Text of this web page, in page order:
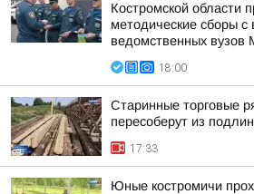
Костромской области
методические сборы с
ведомственных вузов
18:00
Старинные торговые
пересоберут из
17:33
Юные костромичи